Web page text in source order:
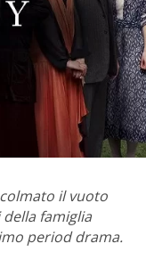
il vuoto
famiglia
period drama.